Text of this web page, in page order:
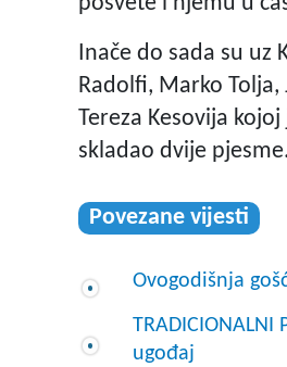
Inače do sada su uz
Radolfi, Marko Tolja,
Tereza Kesovija
skladao dvije
Povezane vijesti
Ovogodišnja
TRADICIONALNI
ugođaj